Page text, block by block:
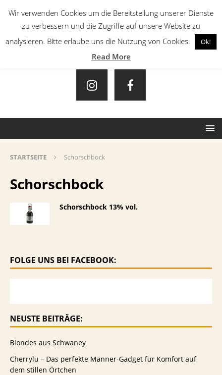
STARTSEITE Schorschbock
Schorschbock
Schorschbock 13% vol.
FOLGE UNS BEI FACEBOOK:
NEUSTE BEITRÄGE:
Blondes aus Schwaney
Cherrylu – Das perfekte Männer-Gadget für Komfort auf
dem stillen Örtchen
Wir verwenden Cookies um die Bereitstellung unserer Dienste
zu verbessern und die Zugriffe auf unsere Website zu
analysieren. Bitte erlaube uns die Nutzung von Cookies.
Ok!
Read More